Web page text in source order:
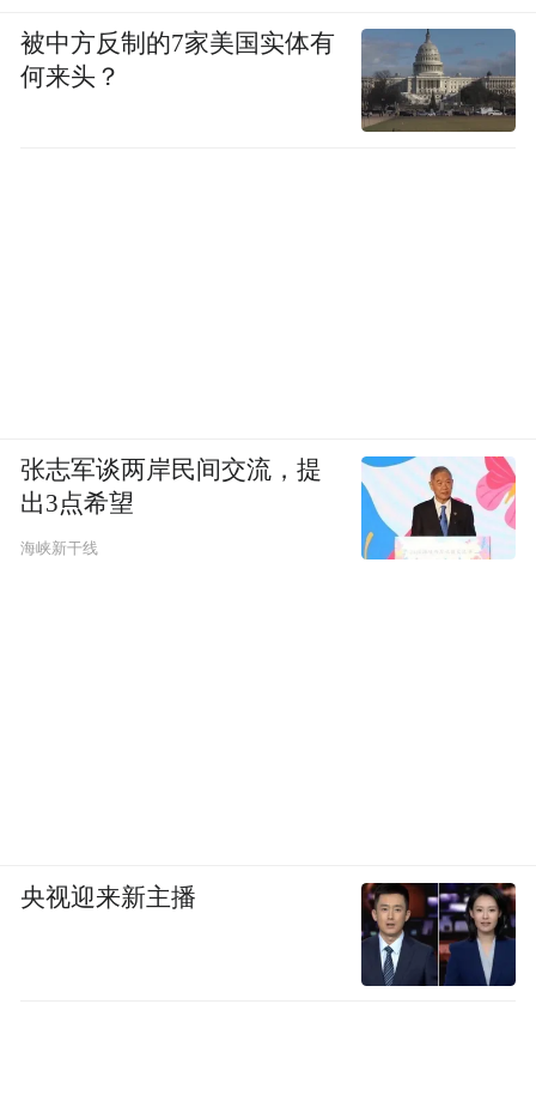
被中方反制的7家美国实体有
何来头？
张志军谈两岸民间交流，提
出3点希望
海峡新干线
央视迎来新主播